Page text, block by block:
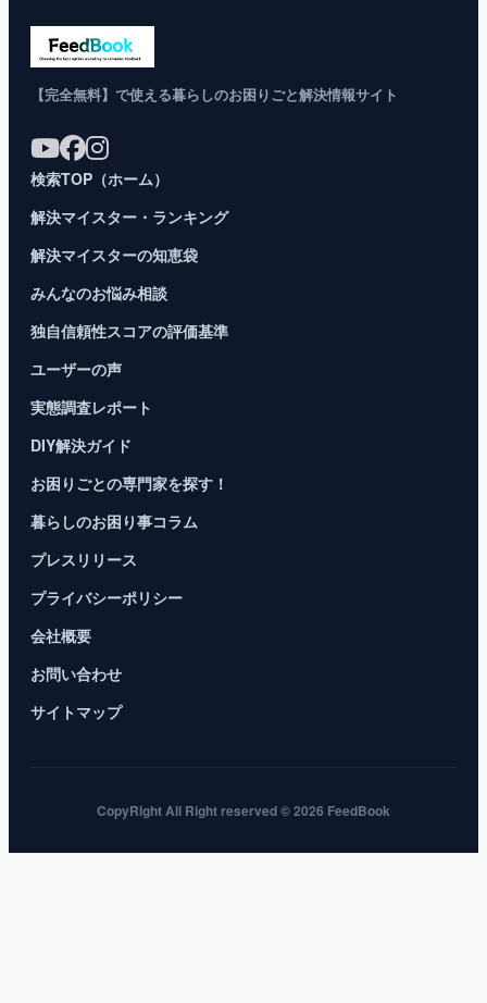
【完全無料】で使える暮らしのお困りごと解決情報サイト
検索TOP（ホーム）
解決マイスター・ランキング
解決マイスターの知恵袋
みんなのお悩み相談
独自信頼性スコアの評価基準
ユーザーの声
実態調査レポート
DIY解決ガイド
お困りごとの専門家を探す！
暮らしのお困り事コラム
プレスリリース
プライバシーポリシー
会社概要
お問い合わせ
サイトマップ
CopyRight All Right reserved © 2026 FeedBook